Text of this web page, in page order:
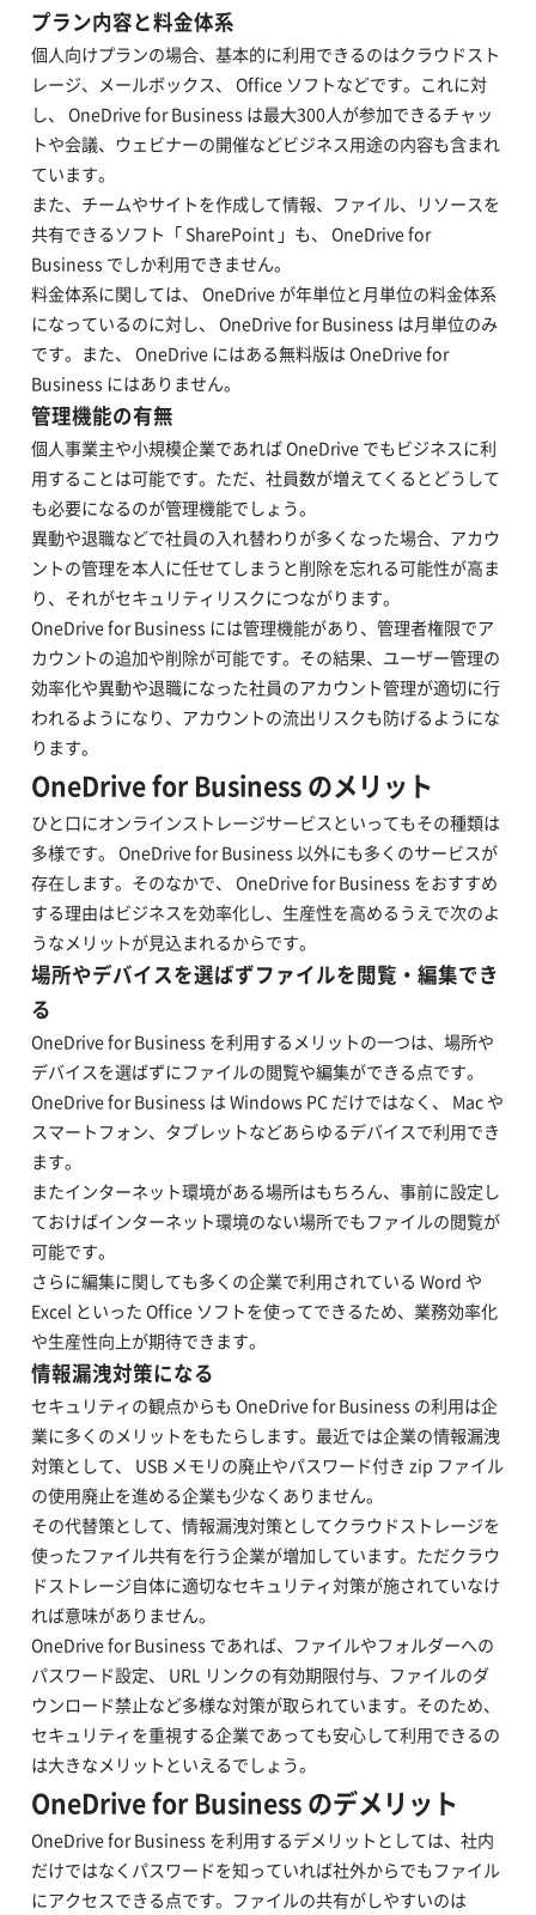
プラン内容と料金体系
個人向けプランの場合、基本的に利用できるのはクラウドスト
レージ、メールボックス、 Office ソフトなどです。これに対
し、 OneDrive for Business は最大300人が参加できるチャッ
トや会議、ウェビナーの開催などビジネス用途の内容も含まれ
ています。
また、チームやサイトを作成して情報、ファイル、リソースを
共有できるソフト「 SharePoint 」も、 OneDrive for
Business でしか利用できません。
料金体系に関しては、 OneDrive が年単位と月単位の料金体系
になっているのに対し、 OneDrive for Business は月単位のみ
です。また、 OneDrive にはある無料版は OneDrive for
Business にはありません。
管理機能の有無
個人事業主や小規模企業であれば OneDrive でもビジネスに利
用することは可能です。ただ、社員数が増えてくるとどうして
も必要になるのが管理機能でしょう。
異動や退職などで社員の入れ替わりが多くなった場合、アカウ
ントの管理を本人に任せてしまうと削除を忘れる可能性が高ま
り、それがセキュリティリスクにつながります。
OneDrive for Business には管理機能があり、管理者権限でア
カウントの追加や削除が可能です。その結果、ユーザー管理の
効率化や異動や退職になった社員のアカウント管理が適切に行
われるようになり、アカウントの流出リスクも防げるようにな
ります。
OneDrive for Business のメリット
ひと口にオンラインストレージサービスといってもその種類は
多様です。 OneDrive for Business 以外にも多くのサービスが
存在します。そのなかで、 OneDrive for Business をおすすめ
する理由はビジネスを効率化し、生産性を高めるうえで次のよ
うなメリットが見込まれるからです。
場所やデバイスを選ばずファイルを閲覧・編集でき
る
OneDrive for Business を利用するメリットの一つは、場所や
デバイスを選ばずにファイルの閲覧や編集ができる点です。
OneDrive for Business は Windows PC だけではなく、 Mac や
スマートフォン、タブレットなどあらゆるデバイスで利用でき
ます。
またインターネット環境がある場所はもちろん、事前に設定し
ておけばインターネット環境のない場所でもファイルの閲覧が
可能です。
さらに編集に関しても多くの企業で利用されている Word や
Excel といった Office ソフトを使ってできるため、業務効率化
や生産性向上が期待できます。
情報漏洩対策になる
セキュリティの観点からも OneDrive for Business の利用は企
業に多くのメリットをもたらします。最近では企業の情報漏洩
対策として、 USB メモリの廃止やパスワード付き zip ファイル
の使用廃止を進める企業も少なくありません。
その代替策として、情報漏洩対策としてクラウドストレージを
使ったファイル共有を行う企業が増加しています。ただクラウ
ドストレージ自体に適切なセキュリティ対策が施されていなけ
れば意味がありません。
OneDrive for Business であれば、ファイルやフォルダーへの
パスワード設定、 URL リンクの有効期限付与、ファイルのダ
ウンロード禁止など多様な対策が取られています。そのため、
セキュリティを重視する企業であっても安心して利用できるの
は大きなメリットといえるでしょう。
OneDrive for Business のデメリット
OneDrive for Business を利用するデメリットとしては、社内
だけではなくパスワードを知っていれば社外からでもファイル
にアクセスできる点です。ファイルの共有がしやすいのは